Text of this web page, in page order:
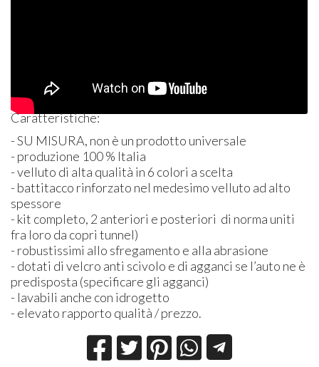
Caratteristiche:
- SU MISURA, non è un prodotto universale
- produzione 100 % Italia
- velluto di alta qualità in 6 colori a scelta
- battitacco rinforzato nel medesimo velluto ad alto
spessore
- kit completo, 2 anteriori e posteriori di norma uniti
fra loro da copri tunnel)
- robustissimi allo sfregamento e alla abrasione
- dotati di velcro anti scivolo e di agganci se l’auto ne è
predisposta (specificare gli agganci)
- lavabili anche con idrogetto
- elevato rapporto qualità / prezzo.